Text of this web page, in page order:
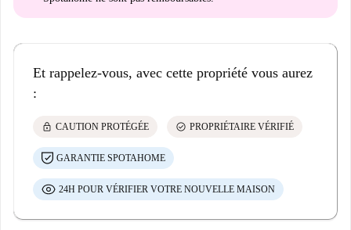
Et rappelez-vous, avec cette propriété vous aurez
:
lock CAUTION PROTÉGÉE check_circle PROPRIÉTAIRE VÉRIFIÉ
GARANTIE SPOTAHOME
24H POUR VÉRIFIER VOTRE NOUVELLE MAISON